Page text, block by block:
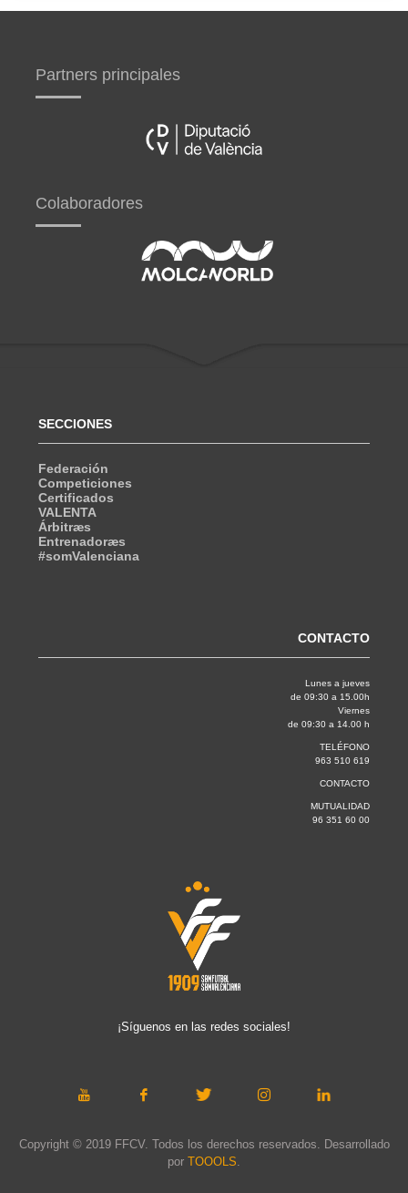
Partners principales
Colaboradores
SECCIONES
Federación
Competiciones
Certificados
VALENTA
Árbitræs
Entrenadoræs
#somValenciana
CONTACTO
Lunes a jueves
de 09:30 a 15.00h
Viernes
de 09:30 a 14.00 h
TELÉFONO
963 510 619
CONTACTO
MUTUALIDAD
96 351 60 00
¡Síguenos en las redes sociales!
Copyright © 2019 FFCV. Todos los derechos reservados. Desarrollado
por TOOOLS.